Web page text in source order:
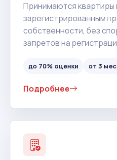
Принимаются квартиры
зарегистрированным
собственности, без
запретов на
до 70% оценки от 3
Подробнее